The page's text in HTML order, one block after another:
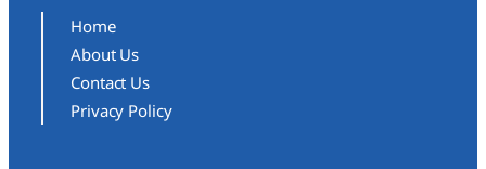
Home
About Us
Contact Us
Privacy Policy